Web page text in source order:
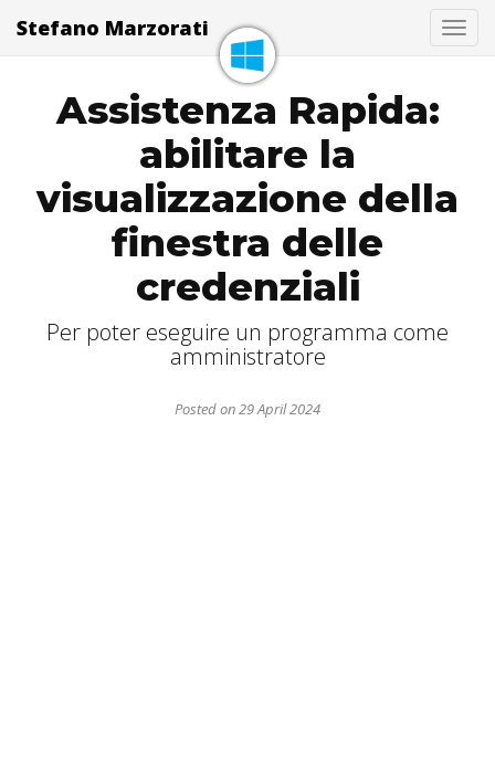
Stefano Marzorati
Assistenza Rapida:
abilitare la
visualizzazione della
finestra delle
credenziali
Per poter eseguire un programma come
amministratore
Posted on 29 April 2024